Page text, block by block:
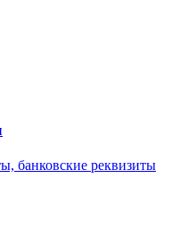
банковские реквизиты